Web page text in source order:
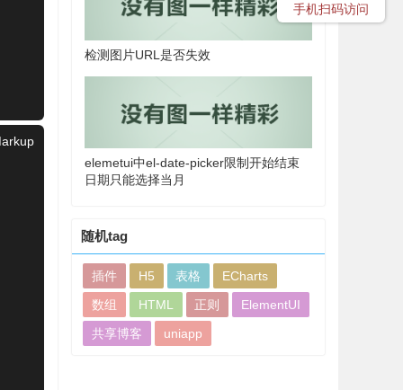
手机扫码访问
检测图片URL是否失效
elemetui中el-date-picker限制开始结束
日期只能选择当月
随机tag
插件 H5 表格
ECharts
数组
HTML 正则
ElementUI
共享博客
uniapp